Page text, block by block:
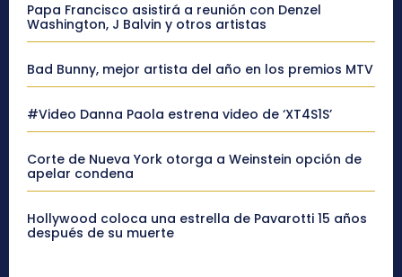
Papa Francisco asistirá a reunión con Denzel
Washington, J Balvin y otros artistas
Bad Bunny, mejor artista del año en los premios MTV
#Video Danna Paola estrena video de ‘XT4S1S’
Corte de Nueva York otorga a Weinstein opción de
apelar condena
Hollywood coloca una estrella de Pavarotti 15 años
después de su muerte